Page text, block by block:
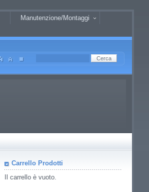
Manutenzione/Montaggi
Carrello Prodotti
Il carrello è vuoto.